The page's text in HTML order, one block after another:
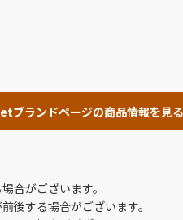
ブランドページの商品情報を見る
合がございます。
後する場合がございます。